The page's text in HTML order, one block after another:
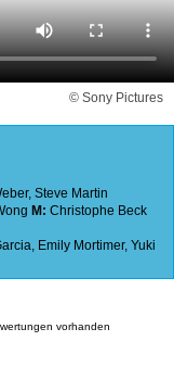
© Sony Pictures
, Steve Martin
M: Christophe Beck
, Emily Mortimer, Yuki
vorhanden